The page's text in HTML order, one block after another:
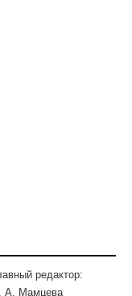
редактор:
А. Мамцева